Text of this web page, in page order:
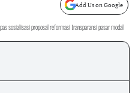
Add Us on Google
sosialisasi proposal reformasi transparansi pasar modal